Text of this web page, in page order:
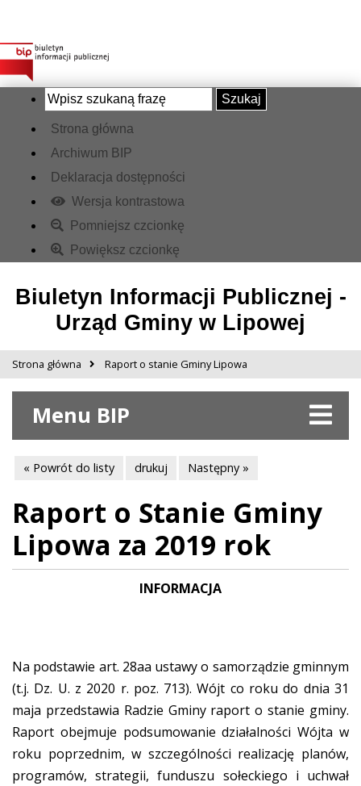
Szukaj
Strona główna
Archiwum BIP
Deklaracja dostępności
Wersja kontrastowa
Pomniejsz czcionkę
Powiększ czcionkę
Biuletyn Informacji Publicznej -
Urząd Gminy w Lipowej
Strona główna Raport o stanie Gminy Lipowa
Menu BIP
« Powrót do listy drukuj Następny »
Raport o Stanie Gminy
Lipowa za 2019 rok
INFORMACJA
Na podstawie art. 28aa ustawy o samorządzie gminnym
(t.j. Dz. U. z 2020 r. poz. 713). Wójt co roku do dnia 31
maja przedstawia Radzie Gminy raport o stanie gminy.
Raport obejmuje podsumowanie działalności Wójta w
roku poprzednim, w szczególności realizację planów,
programów, strategii, funduszu sołeckiego i uchwał